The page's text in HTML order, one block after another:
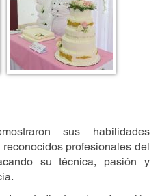
sus habilidades
profesionales del
su técnica, pasión y